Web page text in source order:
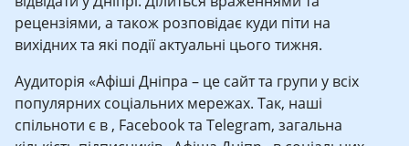
рецензіями, а також розповідає куди піти на
вихідних та які події актуальні цього тижня.
Аудиторія «Афіші Дніпра – це сайт та групи у всіх
популярних соціальних мережах. Так, наші
спільноти є в , Facebook та Telegram, загальна